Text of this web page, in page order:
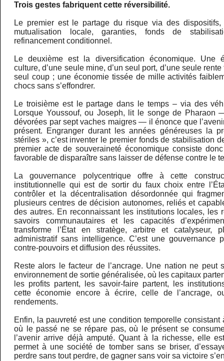
Trois gestes fabriquent cette réversibilité.
Le premier est le partage du risque via des dispositifs,
mutualisation locale, garanties, fonds de
refinancement conditionnel.
Le deuxième est la diversification économique. Une
culture, d’une seule mine, d’un seul port, d’une seule
seul coup ; une économie tissée de mille activités
chocs sans s’effondrer.
Le troisième est le partage dans le temps – via des
Lorsque Youssouf, ou Joseph, lit le songe de Pharaon
dévorées par sept vaches maigres — il énonce que
présent. Engranger durant les années généreuses la
stériles », c’est inventer le premier fonds de stabilisation
premier acte de souveraineté économique consiste
favorable de disparaître sans laisser de défense contre le
La gouvernance polycentrique offre à cette
institutionnelle qui est de sortir du faux choix entre
contrôler et la décentralisation désordonnée qui
plusieurs centres de décision autonomes, reliés et
des autres. En reconnaissant les institutions locales, les
savoirs communautaires et les capacités
transforme l’État en stratège, arbitre et catalyseur,
administratif sans intelligence. C’est une gouvernance
contre-pouvoirs et diffusion des réussites.
Reste alors le facteur de l’ancrage. Une nation ne peut
environnement de sortie généralisée, où les capitaux
les profits partent, les savoir-faire partent, les
cette économie encore à écrire, celle de l’ancrage,
rendements.
Enfin, la pauvreté est une condition temporelle
où le passé ne se répare pas, où le présent se
l’avenir arrive déjà amputé. Quant à la richesse, elle
permet à une société de tomber sans se briser,
perdre sans tout perdre, de gagner sans voir sa victoire